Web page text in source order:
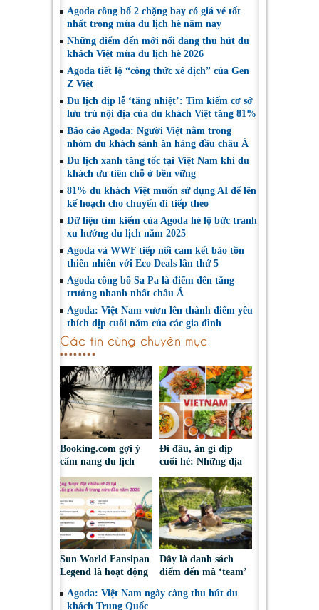
Agoda công bố 2 chặng bay có giá vé tốt
nhất trong mùa du lịch hè năm nay
Những điểm đến mới nổi đang thu hút du
khách Việt mùa du lịch hè 2026
Agoda tiết lộ “công thức xê dịch” của Gen
Z Việt
Du lịch dịp lễ ‘tăng nhiệt’: Tìm kiếm cơ sở
lưu trú nội địa của du khách Việt tăng 81%
Báo cáo Agoda: Người Việt nằm trong
nhóm du khách sành ăn hàng đầu châu Á
Du lịch xanh tăng tốc tại Việt Nam khi du
khách ưu tiên chỗ ở bền vững
81% du khách Việt muốn sử dụng AI để lên
kế hoạch cho chuyến đi tiếp theo
Dữ liệu tìm kiếm của Agoda hé lộ bức tranh
xu hướng du lịch năm 2025
Agoda và WWF tiếp nối cam kết bảo tồn
thiên nhiên với Eco Deals lần thứ 5
Agoda công bố Sa Pa là điểm đến tăng
trưởng nhanh nhất châu Á
Agoda: Việt Nam vươn lên thành điểm yêu
thích dịp cuối năm của các gia đình
Các tin cùng chuyên mục
Booking.com gợi ý
cẩm nang du lịch
bền vững mang lại
lợi ích cho cộng đồng
địa phương
Đi đâu, ăn gì dịp
cuối hè: Những địa
điểm được du khách
Việt tìm kiếm nhiều
nhất trên Agoda
Sun World Fansipan
Legend là hoạt động
trên Agoda tại Việt
Đây là danh sách
điểm đến mà ‘team’
nên bỏ lỡ tại Việt
Agoda: Việt Nam ngày càng thu hút du
khách Trung Quốc